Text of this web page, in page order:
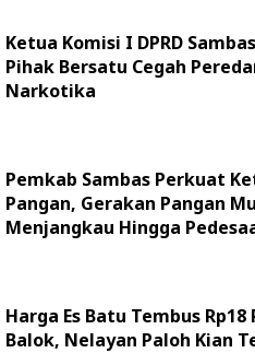
Ketua Komisi I DPRD
Pihak Bersatu Cegah
Narkotika
Pemkab Sambas Perkuat
Pangan, Gerakan Pangan
Menjangkau Hingga
Harga Es Batu Tembus Rp18
Balok, Nelayan Paloh Kian